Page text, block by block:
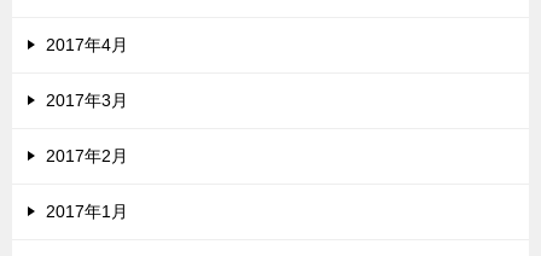
2017年4月
2017年3月
2017年2月
2017年1月